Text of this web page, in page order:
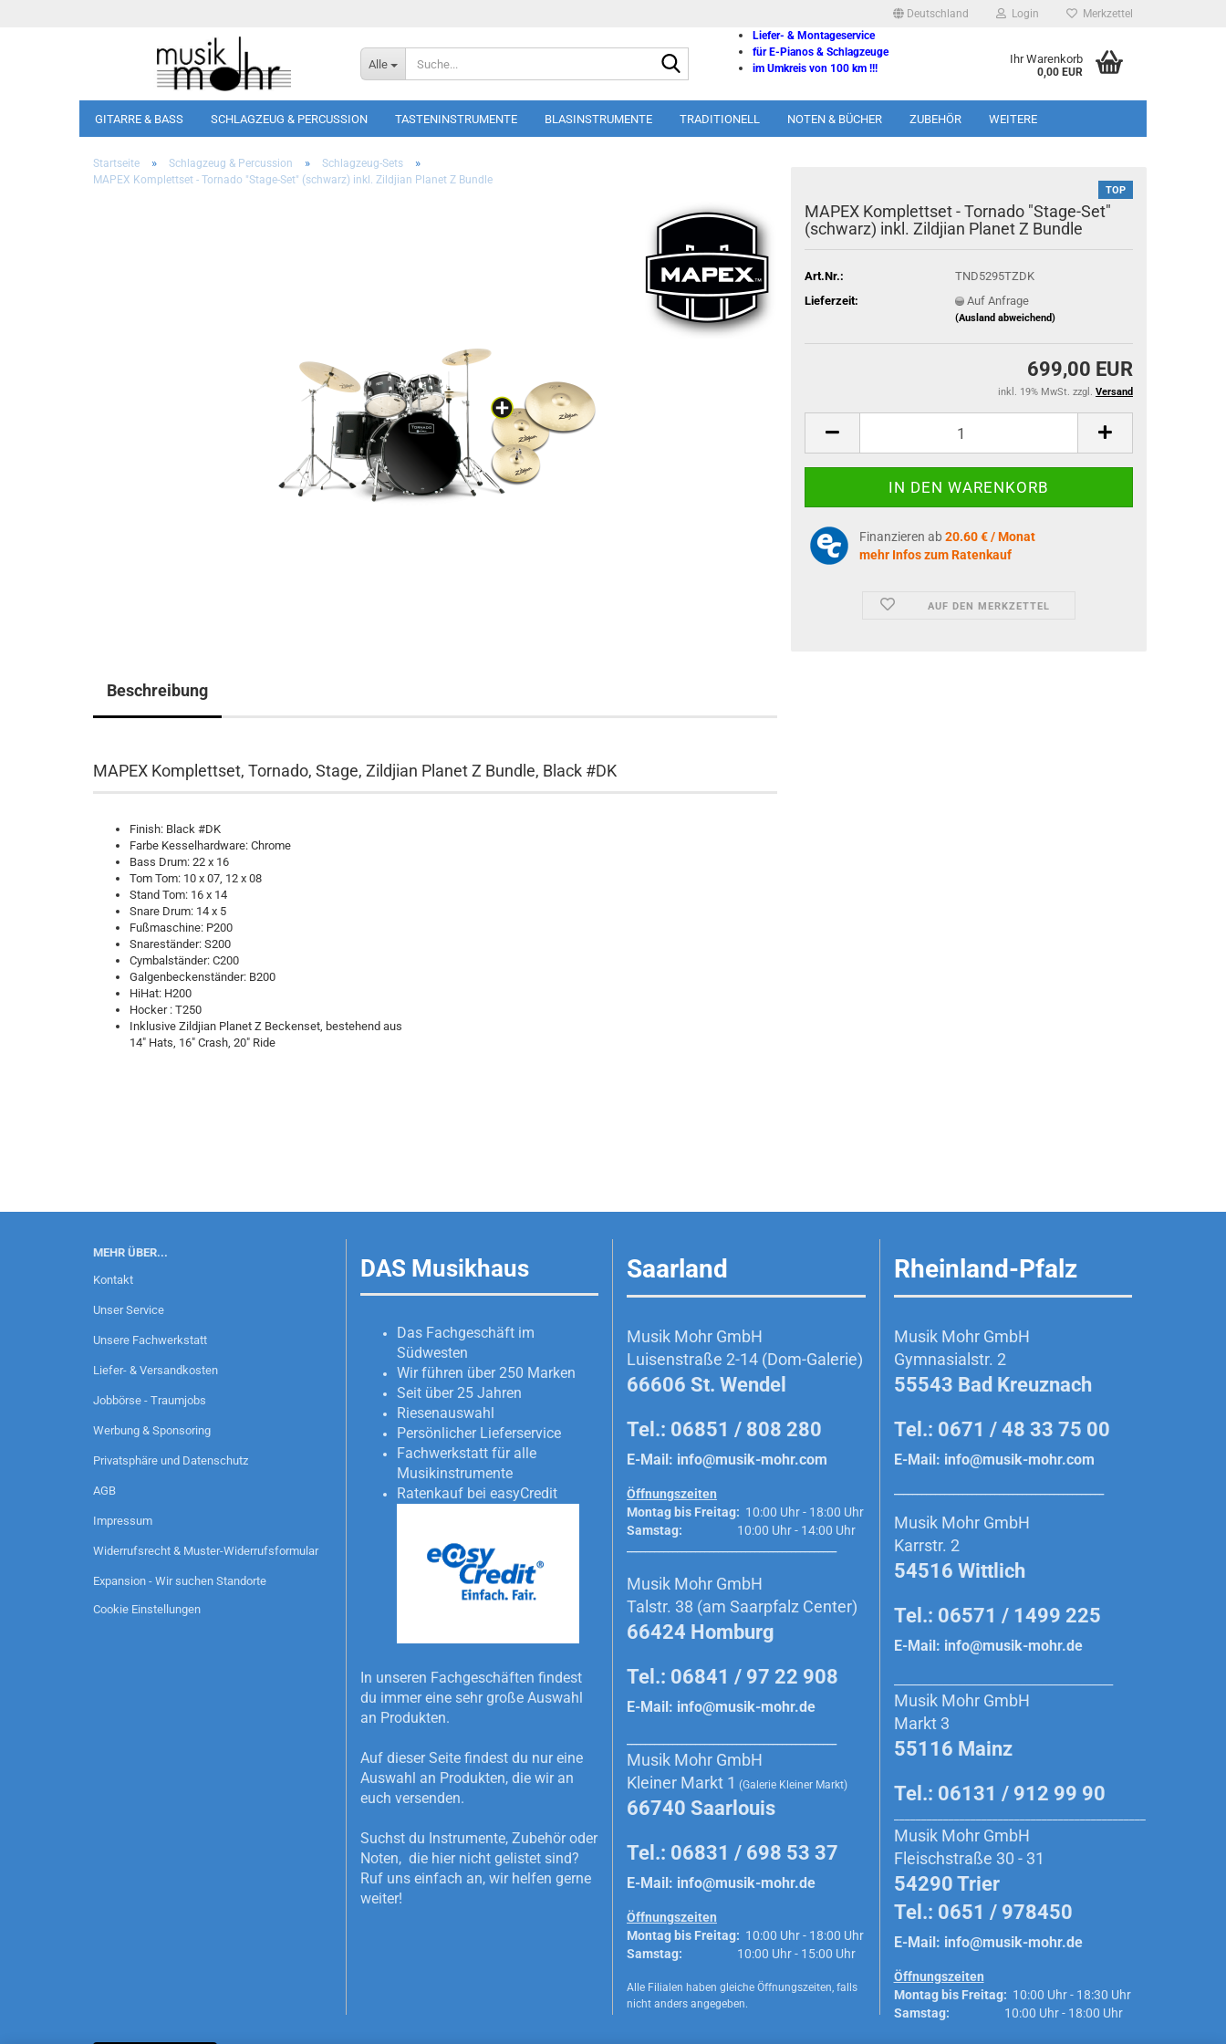
Deutschland Login Merkzettel
Alle
Liefer- & Montageservice
für E-Pianos & Schlagzeuge
im Umkreis von 100 km !!!
Ihr Warenkorb
0,00 EUR
GITARRE & BASS SCHLAGZEUG & PERCUSSION TASTENINSTRUMENTE BLASINSTRUMENTE TRADITIONELL NOTEN & BÜCHER ZUBEHÖR WEITERE
Startseite » Schlagzeug & Percussion » Schlagzeug-Sets »
MAPEX Komplettset - Tornado "Stage-Set" (schwarz) inkl. Zildjian Planet Z Bundle
TOP
MAPEX Komplettset - Tornado "Stage-Set"
(schwarz) inkl. Zildjian Planet Z Bundle
Art.Nr.:
TND5295TZDK
Lieferzeit:
Auf Anfrage
(Ausland abweichend)
699,00 EUR
inkl. 19% MwSt. zzgl. Versand
Finanzieren ab 20.60 € / Monat
mehr Infos zum Ratenkauf
AUF DEN MERKZETTEL
Beschreibung
MAPEX Komplettset, Tornado, Stage, Zildjian Planet Z Bundle, Black #DK
Finish: Black #DK
Farbe Kesselhardware: Chrome
Bass Drum: 22 x 16
Tom Tom: 10 x 07, 12 x 08
Stand Tom: 16 x 14
Snare Drum: 14 x 5
Fußmaschine: P200
Snareständer: S200
Cymbalständer: C200
Galgenbeckenständer: B200
HiHat: H200
Hocker : T250
Inklusive Zildjian Planet Z Beckenset, bestehend aus
14" Hats, 16" Crash, 20" Ride
MEHR ÜBER...
Kontakt
Unser Service
Unsere Fachwerkstatt
Liefer- & Versandkosten
Jobbörse - Traumjobs
Werbung & Sponsoring
Privatsphäre und Datenschutz
AGB
Impressum
Widerrufsrecht & Muster-Widerrufsformular
Expansion - Wir suchen Standorte
Cookie Einstellungen
DAS Musikhaus
Das Fachgeschäft im
Südwesten
Wir führen über 250 Marken
Seit über 25 Jahren
Riesenauswahl
Persönlicher Lieferservice
Fachwerkstatt für alle
Musikinstrumente
Ratenkauf bei easyCredit
In unseren Fachgeschäften findest
du immer eine sehr große Auswahl
an Produkten.
Auf dieser Seite findest du nur eine
Auswahl an Produkten, die wir an
euch versenden.
Suchst du Instrumente, Zubehör oder
Noten, die hier nicht gelistet sind?
Ruf uns einfach an, wir helfen gerne
weiter!
Saarland
Musik Mohr GmbH
Luisenstraße 2-14 (Dom-Galerie)
66606 St. Wendel
Tel.: 06851 / 808 280
E-Mail: info@musik-mohr.com
Öffnungszeiten
Montag bis Freitag: 10:00 Uhr - 18:00 Uhr
Samstag: 10:00 Uhr - 14:00 Uhr
Musik Mohr GmbH
Talstr. 38 (am Saarpfalz Center)
66424 Homburg
Tel.: 06841 / 97 22 908
E-Mail: info@musik-mohr.de
Musik Mohr GmbH
Kleiner Markt 1 (Galerie Kleiner Markt)
66740 Saarlouis
Tel.: 06831 / 698 53 37
E-Mail: info@musik-mohr.de
Öffnungszeiten
Montag bis Freitag: 10:00 Uhr - 18:00 Uhr
Samstag: 10:00 Uhr - 15:00 Uhr
Alle Filialen haben gleiche Öffnungszeiten, falls
nicht anders angegeben.
Rheinland-Pfalz
Musik Mohr GmbH
Gymnasialstr. 2
55543 Bad Kreuznach
Tel.: 0671 / 48 33 75 00
E-Mail: info@musik-mohr.com
Musik Mohr GmbH
Karrstr. 2
54516 Wittlich
Tel.: 06571 / 1499 225
E-Mail: info@musik-mohr.de
Musik Mohr GmbH
Markt 3
55116 Mainz
Tel.: 06131 / 912 99 90
Musik Mohr GmbH
Fleischstraße 30 - 31
54290 Trier
Tel.: 0651 / 978450
E-Mail: info@musik-mohr.de
Öffnungszeiten
Montag bis Freitag: 10:00 Uhr - 18:30 Uhr
Samstag: 10:00 Uhr - 18:00 Uhr